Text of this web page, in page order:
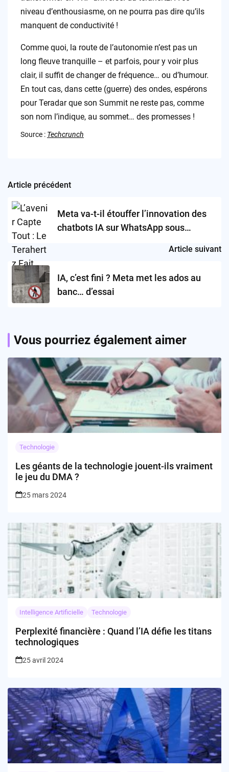
niveau d’enthousiasme, on ne pourra pas dire qu’ils
manquent de conductivité !
Comme quoi, la route de l’autonomie n’est pas un
long fleuve tranquille – et parfois, pour y voir plus
clair, il suffit de changer de fréquence… ou d’humour.
En tout cas, dans cette (guerre) des ondes, espérons
pour Teradar que son Summit ne reste pas, comme
son nom l’indique, au sommet… des promesses !
Source : Techcrunch
Post
navigation
Article précédent
Meta va-t-il étouffer l’innovation des
chatbots IA sur WhatsApp sous
Article suivant
IA, c’est fini ? Meta met les ados au
banc… d’essai
Vous pourriez également aimer
Technologie
Les géants de la technologie jouent-ils vraiment
le jeu du DMA ?
25 mars 2024
Intelligence Artificielle Technologie
Perplexité financière : Quand l’IA défie les titans
technologiques
25 avril 2024